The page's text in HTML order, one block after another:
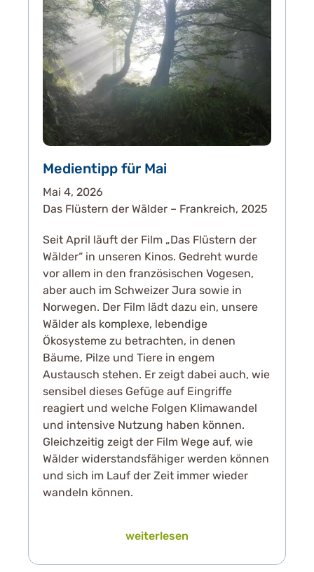
Medientipp für Mai
Mai 4, 2026
Das Flüstern der Wälder – Frankreich, 2025
Seit April läuft der Film „Das Flüstern der
Wälder“ in unseren Kinos. Gedreht wurde
vor allem in den französischen Vogesen,
aber auch im Schweizer Jura sowie in
Norwegen. Der Film lädt dazu ein, unsere
Wälder als komplexe, lebendige
Ökosysteme zu betrachten, in denen
Bäume, Pilze und Tiere in engem
Austausch stehen. Er zeigt dabei auch, wie
sensibel dieses Gefüge auf Eingriffe
reagiert und welche Folgen Klimawandel
und intensive Nutzung haben können.
Gleichzeitig zeigt der Film Wege auf, wie
Wälder widerstandsfähiger werden können
und sich im Lauf der Zeit immer wieder
wandeln können.
weiterlesen